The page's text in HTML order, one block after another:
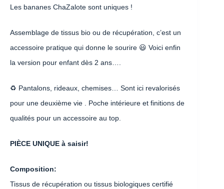
Les bananes ChaZalote sont uniques !
Assemblage de tissus bio ou de récupération, c’est un
accessoire pratique qui donne le sourire 😃 Voici enfin
la version pour enfant dès 2 ans….
♻️ Pantalons, rideaux, chemises… Sont ici revalorisés
pour une deuxième vie . Poche intérieure et finitions de
qualités pour un accessoire au top.
PIÈCE UNIQUE à saisir!
Composition:
Tissus de récupération ou tissus biologiques certifié